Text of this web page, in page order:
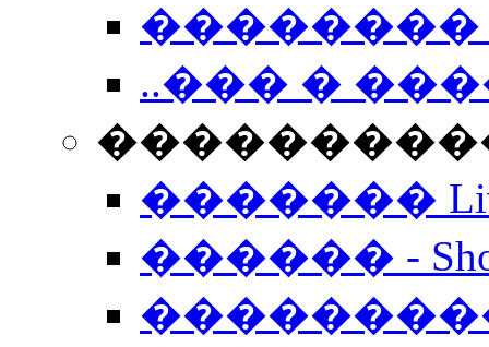
��������
..��� �
����������
�������
������ -